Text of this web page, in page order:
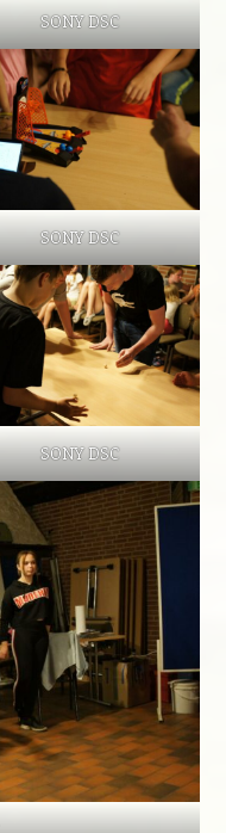
SONY DSC
SONY DSC
SONY DSC